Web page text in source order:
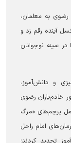
رضوی به معلمان،
آینده رقم زد و
در سینه نوجوانان
و دانش‌آموز،
خادم‌یاران رضوی
پرچم‌های «مرگ
امام راحل